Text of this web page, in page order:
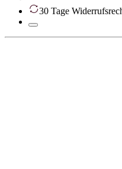
30 Tage